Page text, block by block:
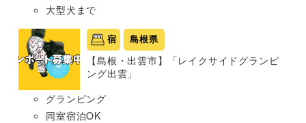
大型犬まで
宿 島根県
【島根・出雲市】「レイクサイドグランピ
ング出雲」
グランピング
同室宿泊OK